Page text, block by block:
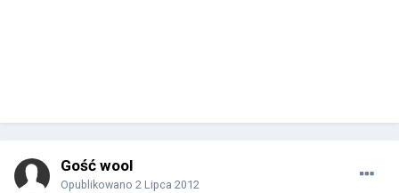
Gość wool
Opublikowano 2 Lipca 2012